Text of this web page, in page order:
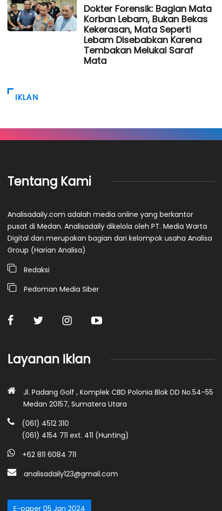
Dokter Forensik: Bagian Mata
Korban Lebam, Bukan Bekas
Kekerasan, Mata Seperti
Lebam Disebabkan Karena
Tembakan Melukai Saraf
Mata
IKLAN
Tentang Kami
Analisadaily.com adalah media online yang berkantor
pusat di Medan. Analisadaily dikelola oleh PT. Media Warta
Digital dan merupakan bagian dari kelompok usaha Analisa
Group (Harian Analisa)
Redaksi
Pedoman Media Siber
Layanan Iklan
Jl. Padang Golf , Komplek CBD Polonia Blok DD No.54-55
Medan 20157, Sumatera Utara
(061) 4512 310
(061) 4154 711 ext. 411 (Hunting)
+62 811 6084 711
analisadaily123@gmail.com
E-paper 05 Jan 2024